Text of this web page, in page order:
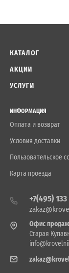
КАТАЛОГ
АКЦИИ
УСЛУГИ
ИНФОРМАЦИЯ
Оплата и возврат
Условия доставки
Пользовательское
Карта проезда
+7(495)
Офис продаж
Старая